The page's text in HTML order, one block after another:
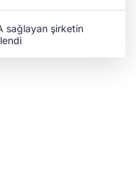
sağlayan şirketin